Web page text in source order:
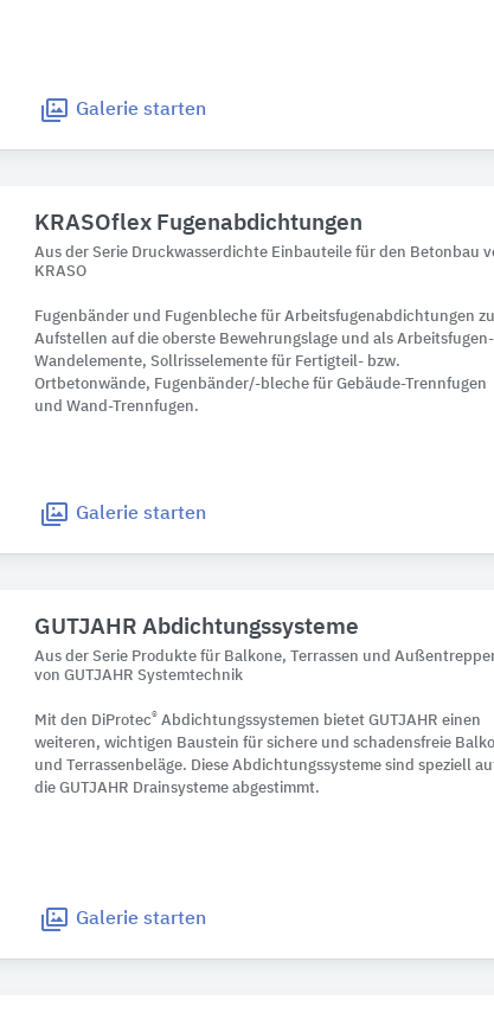
Galerie starten
KRASOflex Fugenabdichtungen
Aus der Serie Druckwasserdichte Einbauteile für den Betonbau
KRASO
Fugenbänder und Fugenbleche für Arbeitsfugenabdichtungen
Aufstellen auf die oberste Bewehrungslage und als Arbeitsfugen-
Wandelemente, Sollrisselemente für Fertigteil- bzw.
Ortbetonwände, Fugenbänder/-bleche für Gebäude-Trennfugen
und Wand-Trennfugen.
Galerie starten
GUTJAHR Abdichtungssysteme
Aus der Serie Produkte für Balkone, Terrassen und
von GUTJAHR Systemtechnik
Mit den DiProtec® Abdichtungssystemen bietet GUTJAHR einen
weiteren, wichtigen Baustein für sichere und schadensfreie
und Terrassenbeläge. Diese Abdichtungssysteme sind speziell
die GUTJAHR Drainsysteme abgestimmt.
Galerie starten